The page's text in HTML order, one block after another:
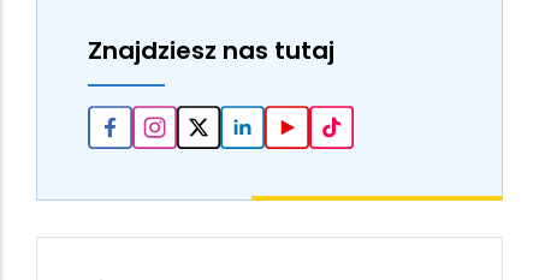
Znajdziesz nas tutaj